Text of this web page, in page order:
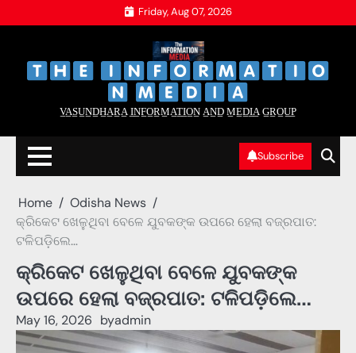
to
Friday, Aug 07, 2026
V̲A̲S̲U̲N̲D̲H̲A̲R̲A̲ I̲N̲F̲O̲R̲M̲A̲T̲I̲O̲N̲ A̲N̲D̲ M̲E̲D̲I̲A̲ G̲R̲O̲U̲P̲
Subscribe
Home
Odisha News
କ୍ରିକେଟ ଖେଳୁଥିବା ବେଳେ ଯୁବକଙ୍କ ଉପରେ ହେଲା ବଜ୍ରପାତ:
ଟଳିପଡ଼ିଲେ…
କ୍ରିକେଟ ଖେଳୁଥିବା ବେଳେ ଯୁବକଙ୍କ
ଉପରେ ହେଲା ବଜ୍ରପାତ: ଟଳିପଡ଼ିଲେ…
May 16, 2026 byadmin